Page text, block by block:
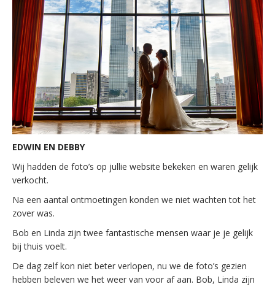
EDWIN EN DEBBY
Wij hadden de foto’s op jullie website bekeken en waren gelijk
verkocht.
Na een aantal ontmoetingen konden we niet wachten tot het
zover was.
Bob en Linda zijn twee fantastische mensen waar je je gelijk
bij thuis voelt.
De dag zelf kon niet beter verlopen, nu we de foto’s gezien
hebben beleven we het weer van voor af aan. Bob, Linda zijn